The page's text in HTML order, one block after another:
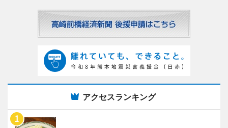
アクセスランキング